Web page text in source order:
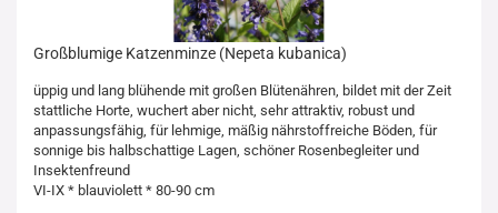
Großblumige Katzenminze (Nepeta kubanica)
üppig und lang blühende mit großen Blütenähren, bildet mit der Zeit
stattliche Horte, wuchert aber nicht, sehr attraktiv, robust und
anpassungsfähig, für lehmige, mäßig nährstoffreiche Böden, für
sonnige bis halbschattige Lagen, schöner Rosenbegleiter und
Insektenfreund
VI-IX * blauviolett * 80-90 cm